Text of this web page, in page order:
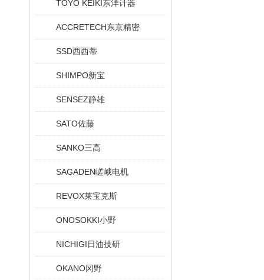
TOYO KEIKI东洋计器
ACCRETECH东京精密
SSD西西蒂
SHIMPO新宝
SENSEZ静雄
SATO佐藤
SANKO三高
SAGADEN嵯峨电机
REVOX莱宝克斯
ONOSOKKI小野
NICHIGI日油技研
OKANO冈野